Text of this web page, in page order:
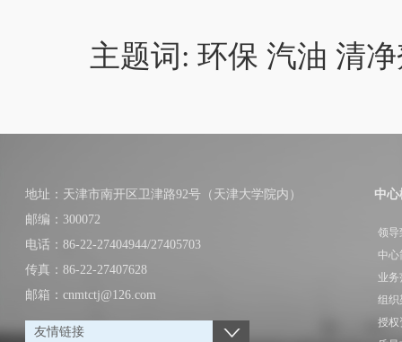
主题词: 环保 汽油 清
地址：天津市南开区卫津路92号（天津大学院内）
邮编：300072
电话：86-22-27404944/27405703
传真：86-22-27407628
邮箱：cnmtctj@126.com
友情链接
中
领导
中心
业务
组织
授权